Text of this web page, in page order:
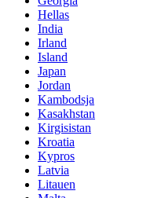
Hellas
India
Irland
Island
Japan
Jordan
Kambodsja
Kasakhstan
Kirgisistan
Kroatia
Kypros
Latvia
Litauen